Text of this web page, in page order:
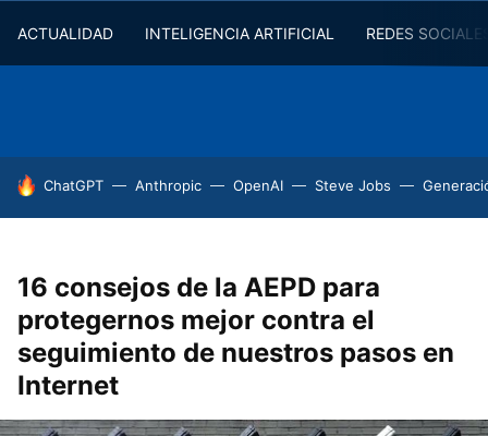
ACTUALIDAD INTELIGENCIA ARTIFICIAL REDES
HOY SE HABLA DE
ChatGPT Anthropic OpenAI Steve Jobs
16 consejos de la AEPD para
protegernos mejor contra el
seguimiento de nuestros pasos en
Internet